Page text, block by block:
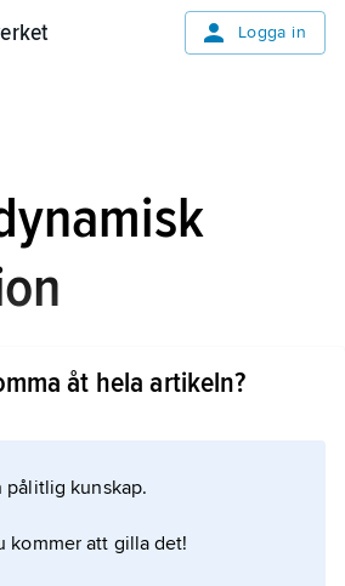
Logga in
system, inte av på vilket
Entropiskillnaden
är följaktligen
åt hela artikeln?
kunskap.
kommer att gilla det!